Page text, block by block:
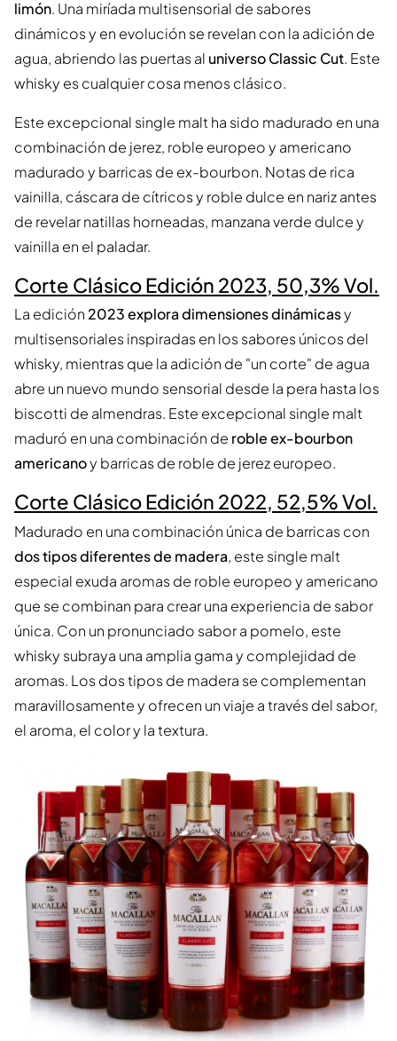
limón. Una miríada multisensorial de sabores
dinámicos y en evolución se revelan con la adición de
agua, abriendo las puertas al universo Classic Cut. Este
whisky es cualquier cosa menos clásico.
Este excepcional single malt ha sido madurado en una
combinación de jerez, roble europeo y americano
madurado y barricas de ex-bourbon. Notas de rica
vainilla, cáscara de cítricos y roble dulce en nariz antes
de revelar natillas horneadas, manzana verde dulce y
vainilla en el paladar.
Corte Clásico Edición 2023, 50,3% Vol.
La edición2023 explora dimensiones dinámicasy
multisensoriales inspiradas en los sabores únicos del
whisky, mientras que la adición de "un corte" de agua
abre un nuevo mundo sensorial desde la pera hasta los
biscotti de almendras. Este excepcional single malt
maduró en una combinación de roble ex-bourbon
americanoy barricas de roble de jerez europeo.
Corte Clásico Edición 2022, 52,5% Vol.
Madurado en una combinación única de barricas con
dos tipos diferentes de madera, este single malt
especial exuda aromas de roble europeo y americano
que se combinan para crear una experiencia de sabor
única. Con un pronunciado sabor a pomelo, este
whisky subraya una amplia gama y complejidad de
aromas. Los dos tipos de madera se complementan
maravillosamente y ofrecen un viaje a través del sabor,
el aroma, el color y la textura.